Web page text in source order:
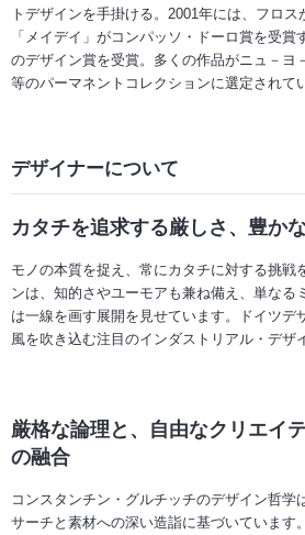
トデザインを手掛ける。2001年には、フロス
「メイデイ」がコンパッソ・ドーロ賞を受賞
のデザイン賞を受賞。多くの作品がニュ－ヨ
等のパーマネントコレクションに選定されて
デザイナーについて
カタチを追求する厳しさ、豊か
モノの本質を捉え、常にカタチに対する挑戦
ンは、知的さやユーモアも兼ね備え、単なる
は一線を画す展開を見せています。ドイツデ
風を吹き込む注目のインダストリアル・デザ
厳格な論理と、自由なクリエイ
の融合
コンスタンチン・グルチッチのデザイン哲学
サーチと素材への深い造詣に基づいています